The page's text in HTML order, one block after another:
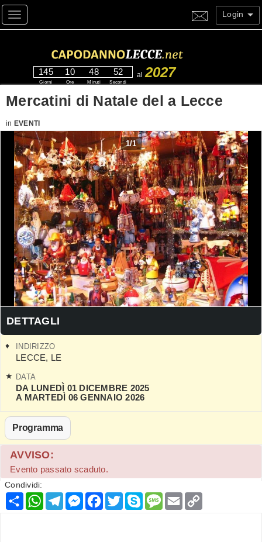
Toggle navigation Login
145
Giorni
10
Ore
48
Minuti
52
Secondi
al 2027
Mercatini di Natale del a Lecce
in EVENTI
1/1
DETTAGLI
INDIRIZZO
LECCE, LE
DATA
DA LUNEDÌ 01 DICEMBRE 2025
A MARTEDÌ 06 GENNAIO 2026
Programma
AVVISO:
Evento passato scaduto.
Condividi:
Condividi
WhatsApp
Telegram
Messenger
Facebook
TwitterSkypeMessage
Email